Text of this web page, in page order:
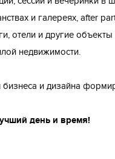
и галереях, after
отели и другие объекты
недвижимости.
и дизайна
день и время!